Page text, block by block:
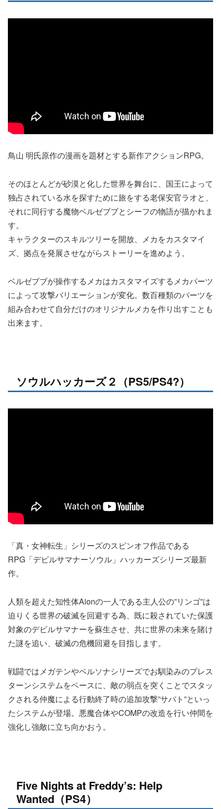
鳥山 明氏原作の漫画を題材とする新作アクションRPG。
そのほとんどが砂漠と化した世界を舞台に、国王によって
独占されている水を探すために旅をする老保安官ラオと、
それに同行する魔物ベルゼブブとシーフの物語が描かれま
す。
キャラクターのスキルツリーを開放、メカをカスタマイ
ズ、拠点を発展させながらストーリーを進めよう。
ベルゼブブが操作するメカはカスタマイズするメカパーツ
によって攻撃バリエーションが変化。数百種類のパーツを
組み合わせて自分だけのオリジナルメカを作り出すことも
出来ます。
ソウルハッカーズ２（PS5/PS4?）
「真・女神転生」シリーズのスピンオフ作品である
RPG「デビルサマナーソウル」ハッカーズシリーズ最新
作。
人類を超えた知性体Aionの一人である主人公の”リンゴ”は
迫りくる世界の破滅を回避する為、既に殺されていた保護
対象のデビルサマナーを蘇生させ、共に世界の未来を賭け
た謎を追い、破滅の危機回避を目指します。
戦闘ではメガテンやペルソナシリーズでお馴染みのプレス
ターンシステムをベースに、敵の弱点を突くことでスタッ
クされる仲魔による行動終了時の追加攻撃”サバト”といっ
たシステムが登場。悪魔合体やCOMPの改造を行い仲間を
強化し強敵に立ち向かおう。
Five Nights at Freddy’s: Help
Wanted（PS4）